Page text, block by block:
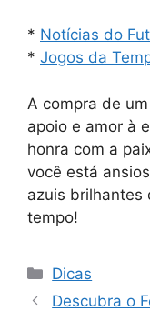
* Notícias do
* Jogos da
A compra de
apoio e amor à
honra com a
você está
azuis brilhantes
tempo!
Categorias
Dicas
Descubra o